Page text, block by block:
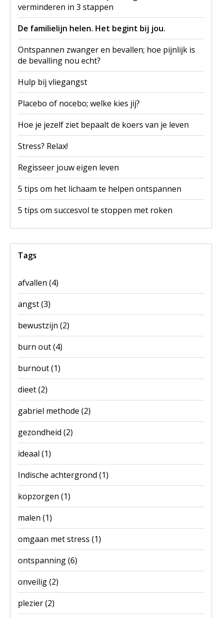
verminderen in 3 stappen
De familielijn helen. Het begint bij jou.
Ontspannen zwanger en bevallen; hoe pijnlijk is
de bevalling nou echt?
Hulp bij vliegangst
Placebo of nocebo; welke kies jij?
Hoe je jezelf ziet bepaalt de koers van je leven
Stress? Relax!
Regisseer jouw eigen leven
5 tips om het lichaam te helpen ontspannen
5 tips om succesvol te stoppen met roken
Tags
afvallen (4)
angst(3)
bewustzijn (2)
burn out(4)
burnout(1)
dieet(2)
gabriel methode (2)
gezondheid (2)
ideaal (1)
Indische achtergrond (1)
kopzorgen (1)
malen (1)
omgaan met stress (1)
ontspanning(6)
onveilig(2)
plezier(2)